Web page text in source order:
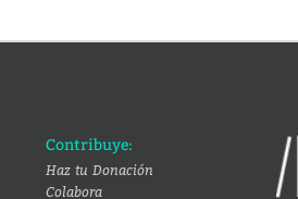
Contribuye:
Haz tu Donación
Colabora